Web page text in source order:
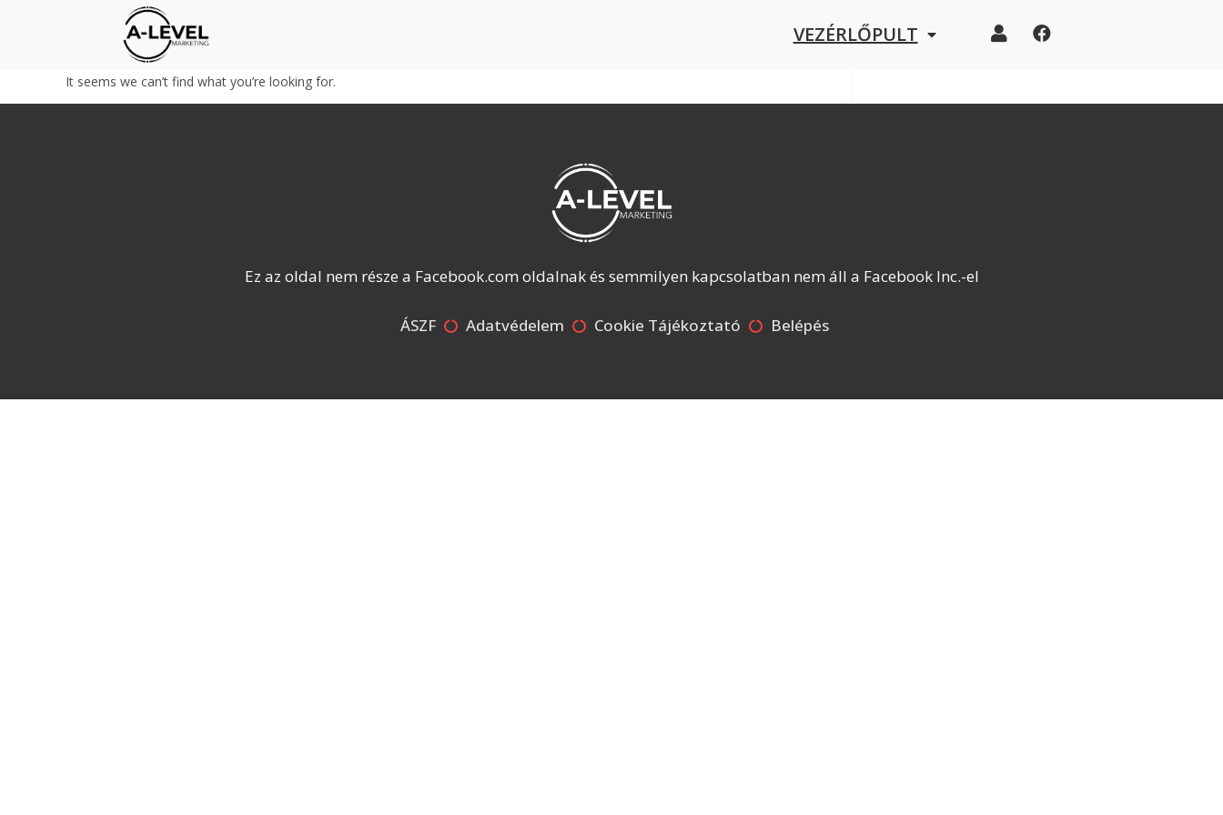
VEZÉRLŐPULT
It seems we can’t find what you’re looking for.
Ez az oldal nem része a Facebook.com oldalnak és semmilyen kapcsolatban nem áll a Facebook Inc.-el
ÁSZF Adatvédelem Cookie Tájékoztató Belépés